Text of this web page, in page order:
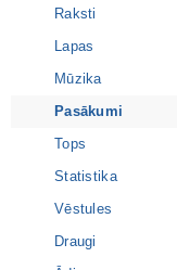
Raksti
Lapas
Mūzika
Pasākumi
Tops
Statistika
Vēstules
Draugi